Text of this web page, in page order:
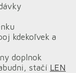
kdekoľvek a
doplnok
stačí LEN